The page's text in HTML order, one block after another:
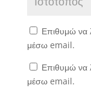
Επιθυμώ να
μέσω email.
Επιθυμώ να
μέσω email.